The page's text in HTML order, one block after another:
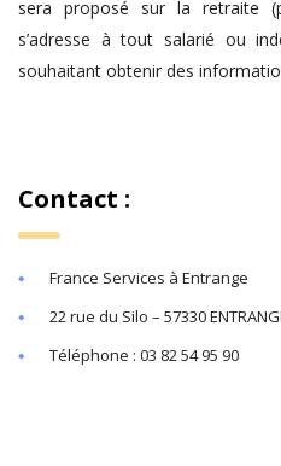
sera proposé sur la retraite
s’adresse à tout salarié ou
souhaitant obtenir des
Contact :
France Services à Entrange
22 rue du Silo – 57330
Téléphone : 03 82 54 95 90